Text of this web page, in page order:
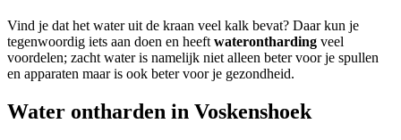
Vind je dat het water uit de kraan veel kalk bevat? Daar kun je
tegenwoordig iets aan doen en heeft waterontharding veel
voordelen; zacht water is namelijk niet alleen beter voor je spullen
en apparaten maar is ook beter voor je gezondheid.
Water ontharden in Voskenshoek